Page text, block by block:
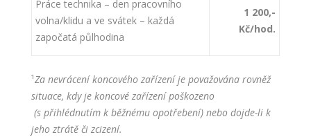
Práce technika – den pracovního
volna/klidu a ve svátek – každá
započatá půlhodina
1 200,-
Kč/hod.
¹Za nevrácení koncového zařízení je považována rovněž
situace, kdy je koncové zařízení poškozeno
(s přihlédnutím k běžnému opotřebení) nebo dojde-li k
jeho ztrátě či zcizení.